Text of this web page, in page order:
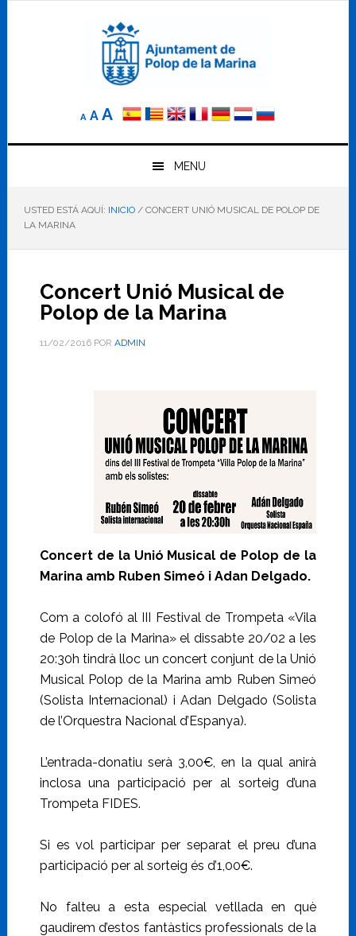
A
Reducir
elA Tamaño
AAumentar
el
tamaño
letra
MENU
USTED ESTÁ AQUÍ: INICIO /CONCERT UNIÓ MUSICAL DE POLOP DE
LA MARINA
Concert Unió Musical de
Polop de la Marina
11/02/2016POR ADMIN
Concert de la Unió Musical de Polop de la
Marina amb Ruben Simeó i Adan Delgado.
Com a colofó al III Festival de Trompeta «Vila
de Polop de la Marina» el dissabte 20/02 a les
20:30h tindrà lloc un concert conjunt de la Unió
Musical Polop de la Marina amb Ruben Simeó
(Solista Internacional) i Adan Delgado (Solista
de l’Orquestra Nacional d’Espanya).
L’entrada-donatiu serà 3,00€, en la qual anirà
inclosa una participació per al sorteig d’una
Trompeta FIDES.
Si es vol participar per separat el preu d’una
participació per al sorteig és d’1,00€.
No falteu a esta especial vetllada en què
gaudirem d’estos fantàstics professionals de la